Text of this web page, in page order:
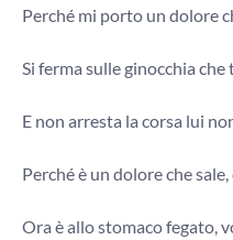
Perché mi porto un dolore
Si ferma sulle ginocchia
E non arresta la corsa lui
Perché è un dolore che sale,
Ora è allo stomaco fegato,